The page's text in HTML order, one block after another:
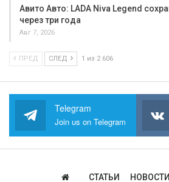
Авито Авто: LADA Niva Legend
через три года
Авг 7, 2026
ПРЕД СЛЕД 1 из 2 606
Telegram
Join us on Telegram
СТАТЬИ НОВОСТИ